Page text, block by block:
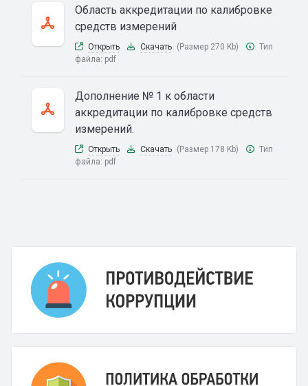
Область аккредитации по калибровке
средств измерений
Открыть Скачать (Размер 270 Kb)
Тип
файла: pdf
Дополнение № 1 к области
аккредитации по калибровке средств
измерений.
Открыть Скачать (Размер 178 Kb)
Тип
файла: pdf